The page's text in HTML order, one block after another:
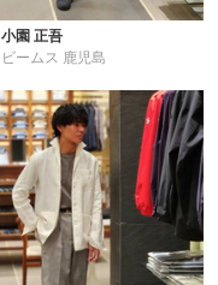
小園 正吾
ビームス 鹿児島